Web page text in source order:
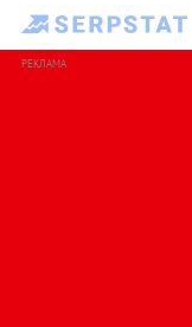
РЕКЛАМА